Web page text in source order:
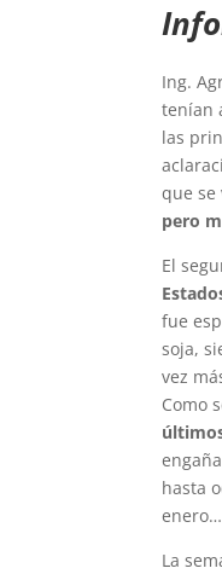
Ing.
tenían
las
que se
pero
El
fue
soja,
vez
Como
hasta
enero…
La